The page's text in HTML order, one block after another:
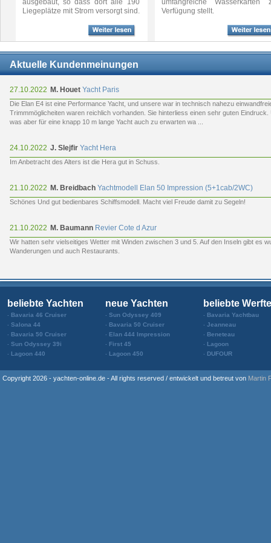
ausgebaut, so dass dort alle 190
Liegeplätze mit Strom versorgt sind.
umfangreiche Wasserkarten
Verfügung stellt.
Aktuelle Kundenmeinungen
27.10.2022 M. HouetYacht Paris
Die Elan E4 ist eine Performance Yacht, und unsere war in technisch nahezu
Trimmmöglicheiten waren reichlich vorhanden. Sie hinterliess einen sehr guten
was aber für eine knapp 10 m lange Yacht auch zu erwarten wa ...
24.10.2022 J. SlejfirYacht Hera
Im Anbetracht des Alters ist die Hera gut in Schuss.
21.10.2022 M. BreidbachYachtmodell Elan 50 Impression (5+1cab/2WC)
Schönes Und gut bedienbares Schiffsmodell. Macht viel Freude damit zu Segeln!
21.10.2022 M. BaumannRevier Cote d Azur
Wir hatten sehr vielseitiges Wetter mit Winden zwischen 3 und 5. Auf den Inseln gibt es
Wanderungen und auch Restaurants.
beliebte Yachten
Bavaria 46 Cruiser
Salona 44
Bavaria 50 Cruiser
Sun Odyssey 39i
Lagoon 440
neue Yachten
Sun Odyssey 409
Bavaria 50 Cruiser
Elan 444 Impression
First 45
Lagoon 450
beliebte
Bavaria Yachtbau
Jeanneau
Beneteau
Lagoon
DUFOUR
Copyright 2026 - yachten-online.de - All rights reserved / entwickelt und betreut von Martin